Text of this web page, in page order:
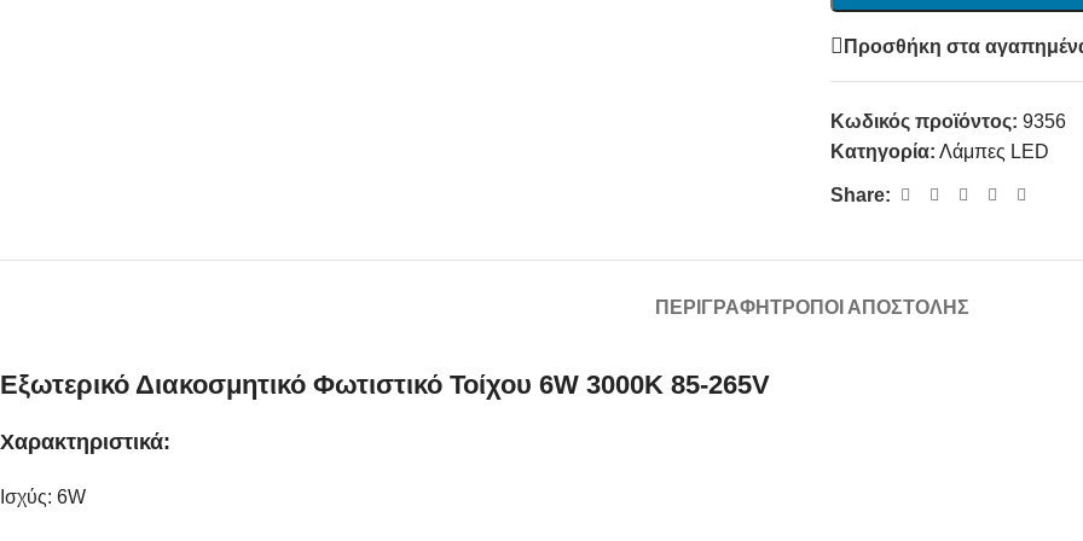
Προσθήκη στα
Κωδικός προϊόντος: 9356
Κατηγορία: Λάμπες LED
Share:
ΠΕΡΙΓΡΑΦΉΤΡΌΠΟΙ ΑΠΟΣΤΟΛΉΣ
Εξωτερικό Διακοσμητικό Φωτιστικό Τοίχου 6W 3000K 85-265V
Χαρακτηριστικά:
Ισχύς: 6W